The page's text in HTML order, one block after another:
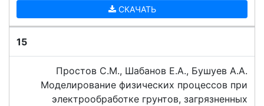
СКАЧАТЬ
15
Простов С.М., Шабанов Е.А., Бушуев А.А.
Моделирование физических процессов при
электрообработке грунтов, загрязненных